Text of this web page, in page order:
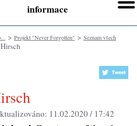
informace
> Projekt "Never Forgotten" > Seznam všech
11.02.2020 / 17:42